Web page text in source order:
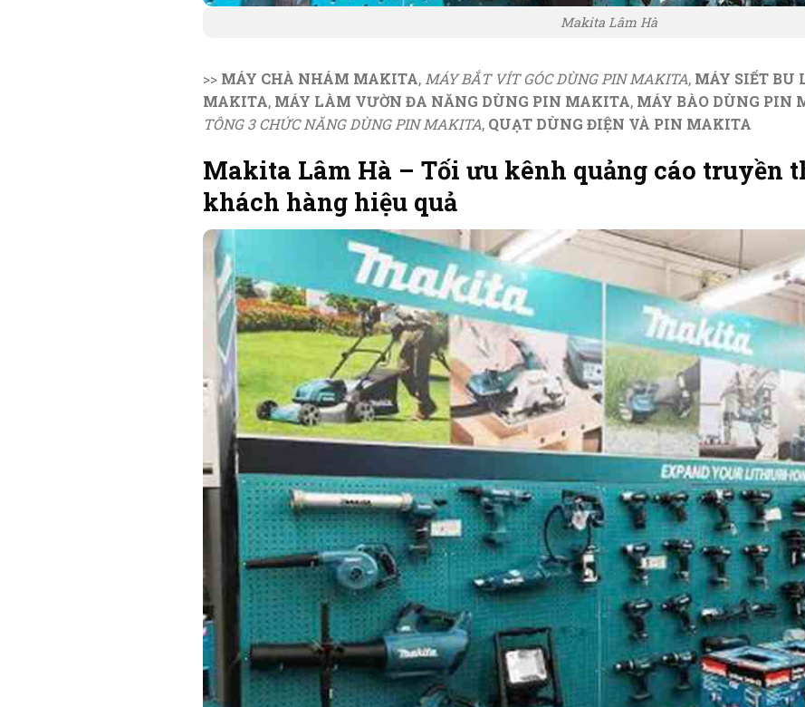
Makita Lâm Hà
>> MÁY CHÀ NHÁM MAKITA, MÁY BẮT VÍT GÓC DÙNG PIN MAKITA, MÁY SIẾT BU
MAKITA, MÁY LÀM VƯỜN ĐA NĂNG DÙNG PIN MAKITA, MÁY BÀO DÙNG PIN
TÔNG 3 CHỨC NĂNG DÙNG PIN MAKITA, QUẠT DÙNG ĐIỆN VÀ PIN MAKITA
Makita Lâm Hà – Tối ưu kênh quảng cáo truyền
khách hàng hiệu quả